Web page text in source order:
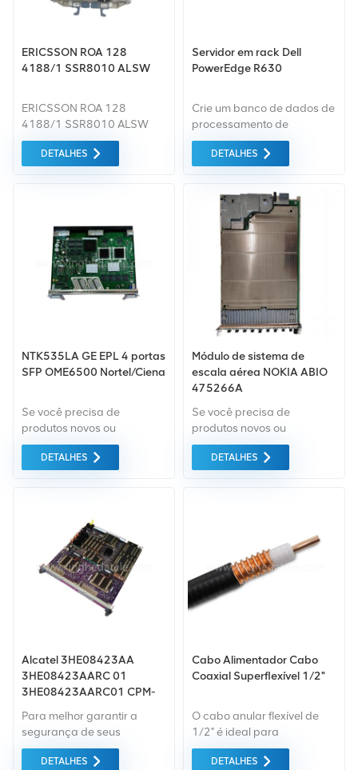
ERICSSON ROA 128
4188/1 SSR8010 ALSW
ERICSSON ROA 128
4188/1 SSR8010 ALSW
DETALHES
Servidor em rack Dell
PowerEdge R630
Crie um banco de dados de
processamento de
transações ultrarrápido
com a configuração de 24
do R630. . bancos de
dados de processamento
de negócios. Combine a
densidade, a
escalabilidade e o
desempenho de 24
unidades de estado sólido
de 1,8" com recursos PERC
duplos. Densidade,
escalabilidade e
de 1,8" com recursos PERC
duplos
DETALHES
NTK535LA GE EPL 4 portas
SFP OME6500 Nortel/Ciena
Se você precisa de
produtos novos ou
renovados, a garantia
abrangente é padrão.
equipamentos do mercado
qualidade. Tudo isso é
fornecido ao melhor preço
possível.
DETALHES
Módulo de sistema de
escala aérea NOKIA ABIO
475266A
Se você precisa de
produtos novos ou
renovados, leva em
consideração garantia
apenas equipamentos de
fornecido ao melhor preço
DETALHES
Alcatel 3HE08423AA
3HE08423AARC 01
3HE08423AARC01 CPM-
Para melhor garantir a
segurança de seus
produtos, profissional,
ecologicamente correto,
DETALHES
Cabo Alimentador Cabo
Coaxial Superflexível 1/2"
O cabo anular flexível de
1/2" é ideal para
aplicações de baixo PIM
onde a flexibilidade do
DETALHES